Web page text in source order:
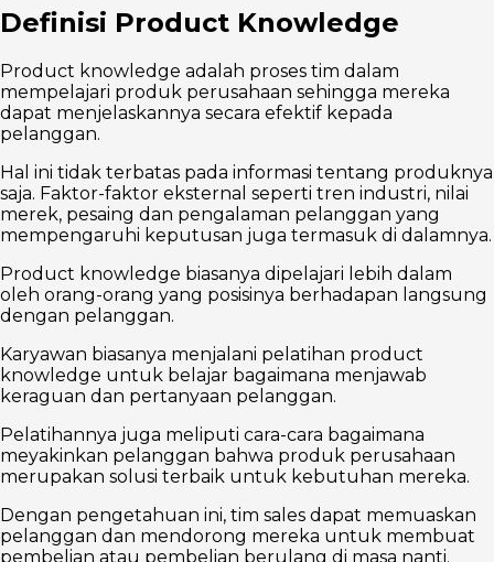
Definisi Product Knowledge
Product knowledge adalah proses tim dalam
mempelajari produk perusahaan sehingga mereka
dapat menjelaskannya secara efektif kepada
pelanggan.
Hal ini tidak terbatas pada informasi tentang produknya
saja. Faktor-faktor eksternal seperti tren industri, nilai
merek, pesaing dan pengalaman pelanggan yang
mempengaruhi keputusan juga termasuk di dalamnya.
Product knowledge biasanya dipelajari lebih dalam
oleh orang-orang yang posisinya berhadapan langsung
dengan pelanggan.
Karyawan biasanya menjalani pelatihan product
knowledge untuk belajar bagaimana menjawab
keraguan dan pertanyaan pelanggan.
Pelatihannya juga meliputi cara-cara bagaimana
meyakinkan pelanggan bahwa produk perusahaan
merupakan solusi terbaik untuk kebutuhan mereka.
Dengan pengetahuan ini, tim sales dapat memuaskan
pelanggan dan mendorong mereka untuk membuat
pembelian atau pembelian berulang di masa nanti.